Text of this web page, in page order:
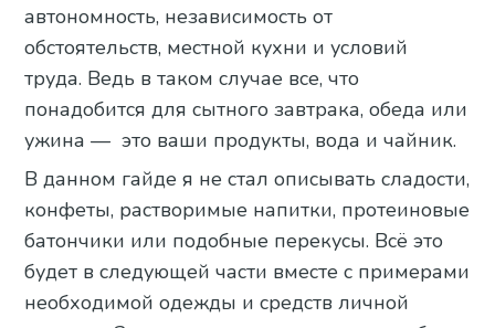
автономность, независимость от
обстоятельств, местной кухни и условий
труда. Ведь в таком случае все, что
понадобится для сытного завтрака, обеда или
ужина — это ваши продукты, вода и чайник.
В данном гайде я не стал описывать сладости,
конфеты, растворимые напитки, протеиновые
батончики или подобные перекусы. Всё это
будет в следующей части вместе с примерами
необходимой одежды и средств личной